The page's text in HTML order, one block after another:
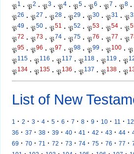
𝔓1 · 𝔓2 · 𝔓3 · 𝔓4 · 𝔓5 · 𝔓6 · 𝔓7 · 𝔓8 ·
𝔓26 · 𝔓27 · 𝔓28 · 𝔓29 · 𝔓30 · 𝔓31 · 𝔓
𝔓49 · 𝔓50 · 𝔓51 · 𝔓52 · 𝔓53 · 𝔓54 · 𝔓
𝔓72 · 𝔓73 · 𝔓74 · 𝔓75 · 𝔓76 · 𝔓77 · 𝔓
𝔓95 · 𝔓96 · 𝔓97 · 𝔓98 · 𝔓99 · 𝔓100 · 𝔓
𝔓115 · 𝔓116 · 𝔓117 · 𝔓118 · 𝔓119 · 𝔓
𝔓134 · 𝔓135 · 𝔓136 · 𝔓137 · 𝔓138 · 𝔓
List of New
1 · 2 · 3 · 4 · 5 · 6 · 7 · 8 · 9 · 10 · 11 · 12
36 · 37 · 38 · 39 · 40 · 41 · 42 · 43 · 44 ·
69 · 70 · 71 · 72 · 73 · 74 · 75 · 76 · 77 ·